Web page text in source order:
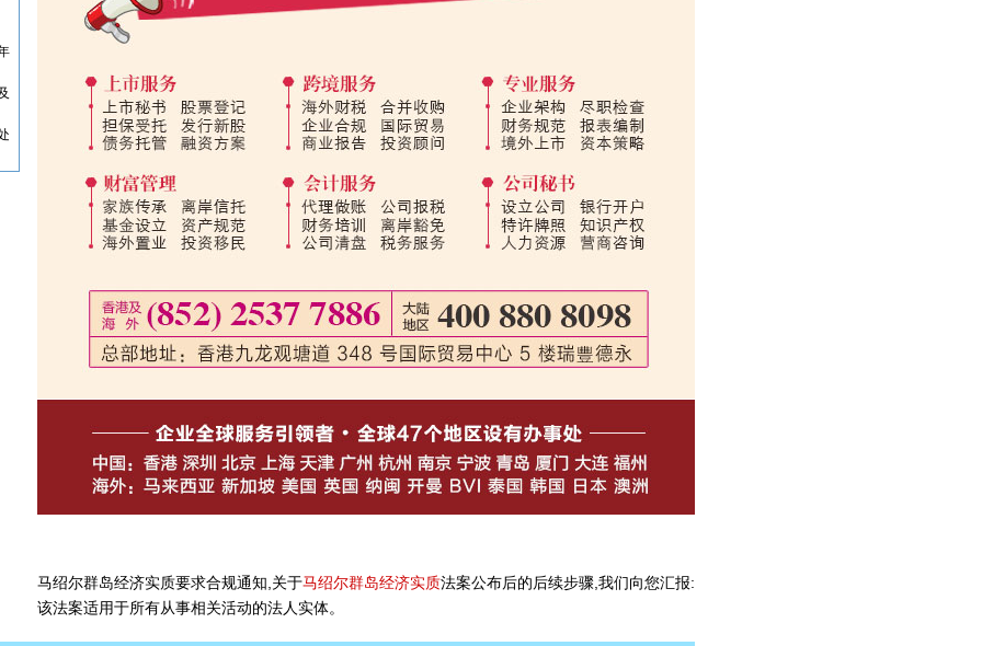
马绍尔群岛经济实质要求合规通知,关于马绍尔群岛经济实质法案公布后的后续步骤,我们向您汇报:
该法案适用于所有从事相关活动的法人实体。